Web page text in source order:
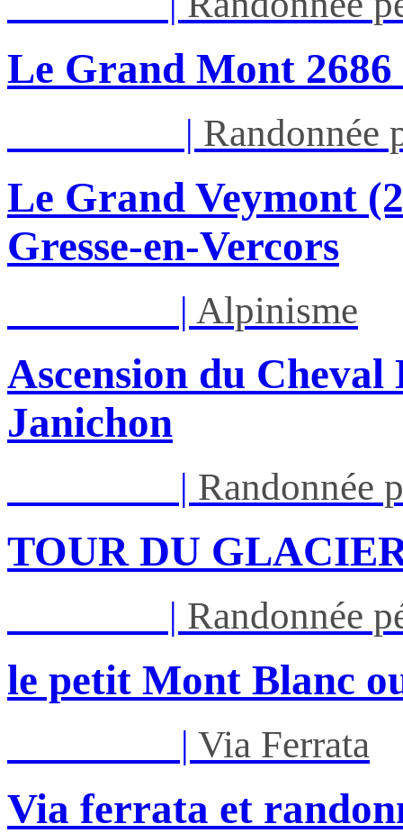
Le Grand Mont
| Randonnée
Le Grand Veymont
Gresse-en-Vercors
| Alpinisme
Ascension du
Janichon
| Randonnée
TOUR DU
| Randonnée
le petit Mont Blanc
| Via Ferrata
Via ferrata et